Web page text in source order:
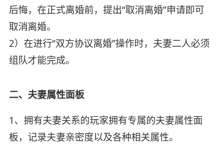
后悔，在正式离婚前，提出“取消离婚”申请即可
取消离婚。
2）在进行“双方协议离婚”操作时，夫妻二人必须
组队才能完成。
二、夫妻属性面板
1、拥有夫妻关系的玩家拥有专属的夫妻属性面
板，记录夫妻亲密度以及各种相关属性。